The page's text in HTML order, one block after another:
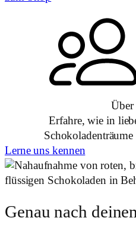
Über
Erfahre, wie in
Lerne uns kennen
Genau nach